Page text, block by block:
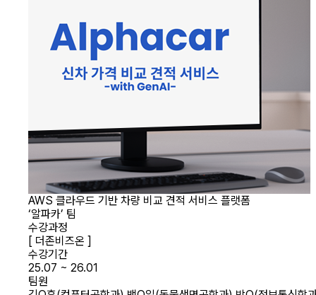
AWS 클라우드 기반 차량 비교 견적 서비스 플랫폼
‘알파카’ 팀
수강과정
[ 더존비즈온 ]
수강기간
25.07 ~ 26.01
팀원